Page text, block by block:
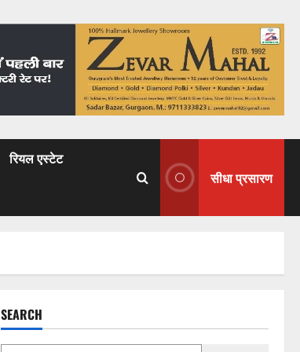
रियल एस्टेट
सीधा प्रसारण
SEARCH